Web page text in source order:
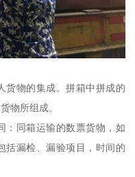
货物的集成。拼箱中拼成的
物所组成。
：同箱运输的数票货物，如
括漏检、漏验项目，时间的